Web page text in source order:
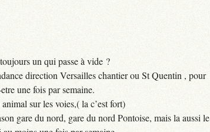
un qui passe à vide ?
direction Versailles chantier ou St Quentin , pour
une fois par semaine.
sur les voies,( la c’est fort)
gare du nord, gare du nord Pontoise, mais la aussi le